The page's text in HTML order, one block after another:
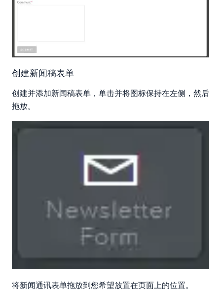
创建新闻稿表单
创建并添加新闻稿表单，单击并将图标保持在左侧，然后
拖放。
将新闻通讯表单拖放到您希望放置在页面上的位置。